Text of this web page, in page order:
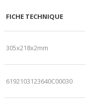
FICHE TECHNIQUE
305x218x2mm
6192103123640C00030